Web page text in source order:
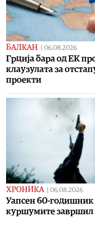
БАЛКАН 06.08.2026
Грција бара од ЕК
клаузулата за
проекти
ХРОНИКА 06.08.2026
Уапсен 60-годишник
куршумите завршил